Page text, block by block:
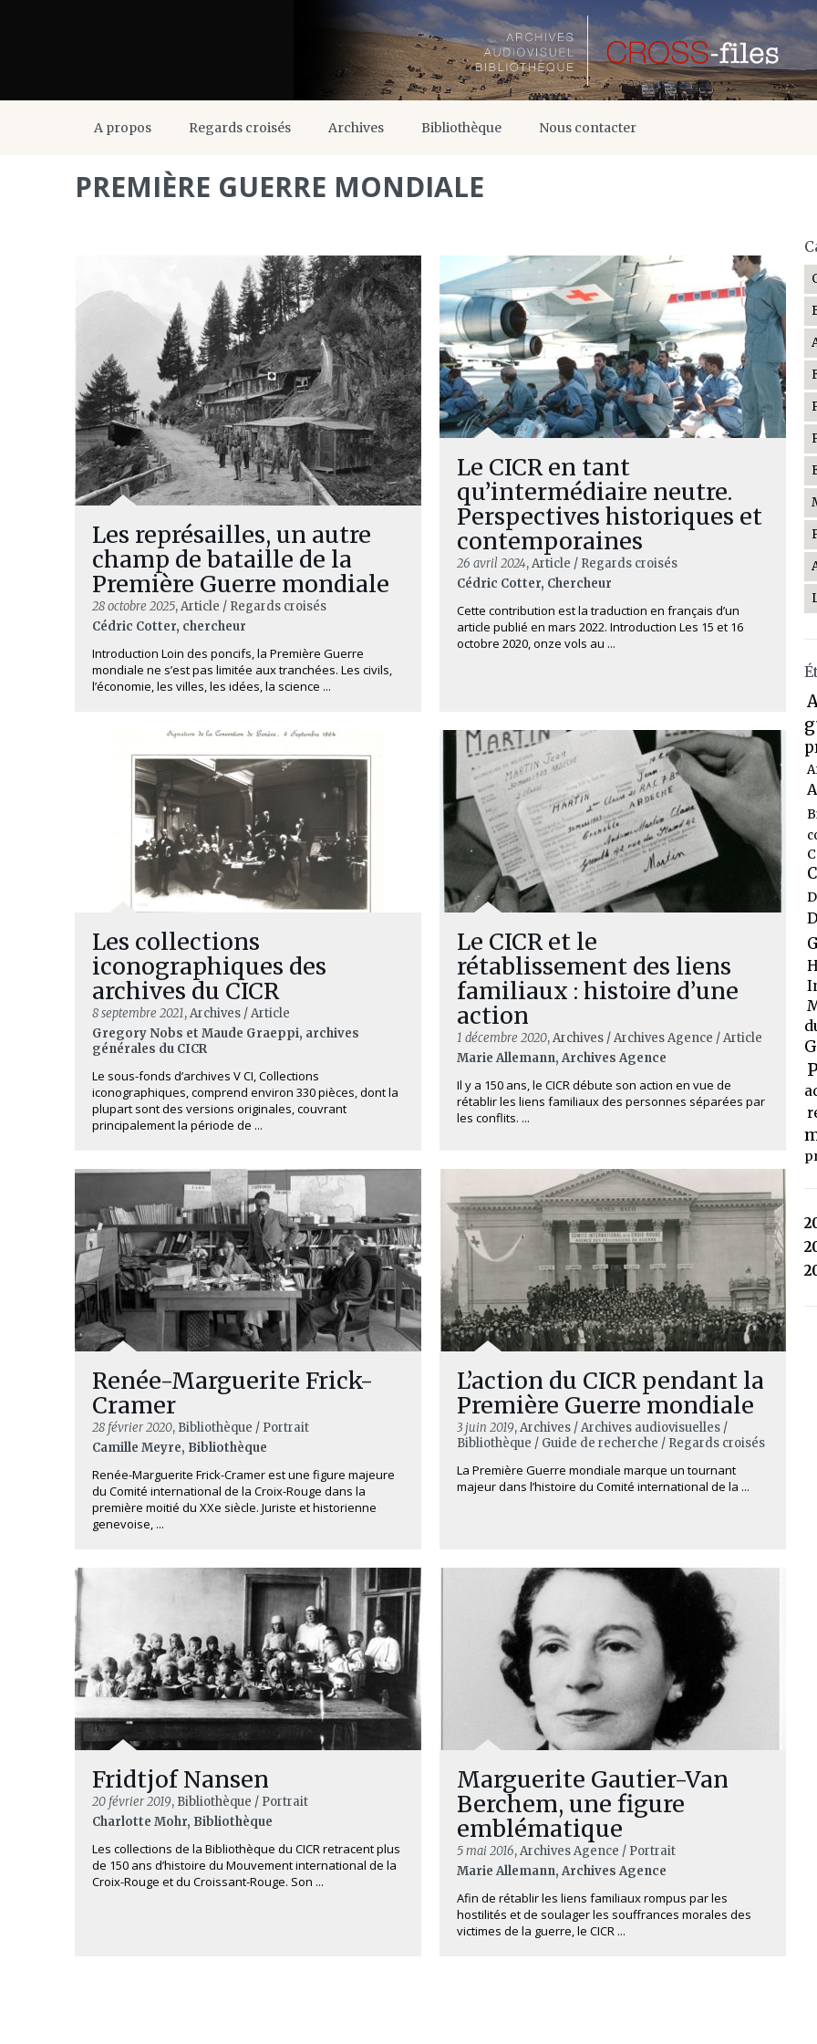
A propos Regards croisés Archives Bibliothèque Nous contacter
PREMIÈRE GUERRE MONDIALE
Les représailles, un autre
champ de bataille de la
Première Guerre mondiale
28 octobre 2025, Article / Regards croisés
Cédric Cotter, chercheur
Introduction Loin des poncifs, la Première Guerre
mondiale ne s’est pas limitée aux tranchées. Les civils,
l’économie, les villes, les idées, la science ...
Le CICR en tant
qu’intermédiaire neutre.
Perspectives historiques et
contemporaines
26 avril 2024, Article / Regards croisés
Cédric Cotter, Chercheur
Cette contribution est la traduction en français d’un
article publié en mars 2022. Introduction Les 15 et 16
octobre 2020, onze vols au ...
Les collections
iconographiques des
archives du CICR
8 septembre 2021, Archives / Article
Gregory Nobs et Maude Graeppi, archives
générales du CICR
Le sous-fonds d’archives V CI, Collections
iconographiques, comprend environ 330 pièces, dont la
plupart sont des versions originales, couvrant
principalement la période de ...
Le CICR et le
rétablissement des liens
familiaux : histoire d’une
action
1 décembre 2020, Archives / Archives Agence / Article
Marie Allemann, Archives Agence
Il y a 150 ans, le CICR débute son action en vue de
rétablir les liens familiaux des personnes séparées par
les conflits. ...
Renée-Marguerite Frick-
Cramer
28 février 2020, Bibliothèque / Portrait
Camille Meyre, Bibliothèque
Renée-Marguerite Frick-Cramer est une figure majeure
du Comité international de la Croix-Rouge dans la
première moitié du XXe siècle. Juriste et historienne
genevoise, ...
L’action du CICR pendant la
Première Guerre mondiale
3 juin 2019, Archives / Archives audiovisuelles /
Bibliothèque / Guide de recherche / Regards croisés
La Première Guerre mondiale marque un tournant
majeur dans l’histoire du Comité international de la ...
Fridtjof Nansen
20 février 2019, Bibliothèque / Portrait
Charlotte Mohr, Bibliothèque
Les collections de la Bibliothèque du CICR retracent plus
de 150 ans d’histoire du Mouvement international de la
Croix-Rouge et du Croissant-Rouge. Son ...
Marguerite Gautier-Van
Berchem, une figure
emblématique
5 mai 2016, Archives Agence / Portrait
Marie Allemann, Archives Agence
Afin de rétablir les liens familiaux rompus par les
hostilités et de soulager les souffrances morales des
victimes de la guerre, le CICR ...